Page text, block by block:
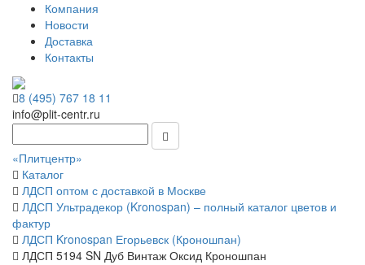
Компания
Новости
Доставка
Контакты
8 (495) 767 18 11
info@plit-centr.ru
«Плитцентр»
Каталог
ЛДСП оптом с доставкой в Москве
ЛДСП Ультрадекор (Kronospan) – полный каталог цветов и
фактур
ЛДСП Kronospan Егорьевск (Кроношпан)
ЛДСП 5194 SN Дуб Винтаж Оксид Кроношпан